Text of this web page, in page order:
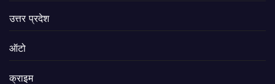
उत्तर प्रदेश
ऑटो
क्राइम